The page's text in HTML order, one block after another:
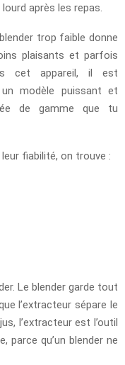
après les repas.
trop faible donne
plaisants et parfois
cet appareil, il est
modèle puissant et
de gamme que tu
fiabilité, on trouve :
Le blender garde tout
l’extracteur sépare le
l’extracteur est l’outil
parce qu’un blender ne